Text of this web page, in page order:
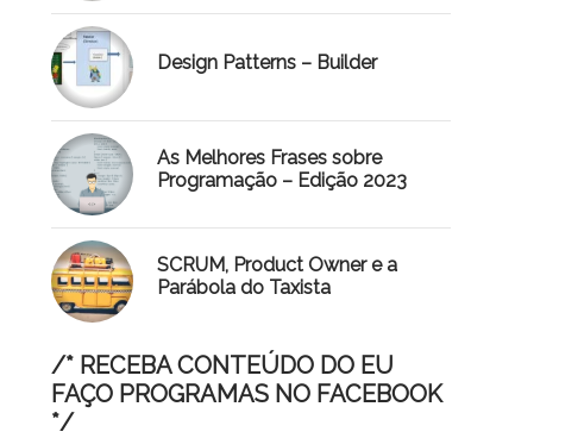
Design Patterns – Builder
As Melhores Frases sobre
Programação – Edição 2023
SCRUM, Product Owner e a
Parábola do Taxista
/* RECEBA CONTEÚDO DO EU
FAÇO PROGRAMAS NO FACEBOOK
*/